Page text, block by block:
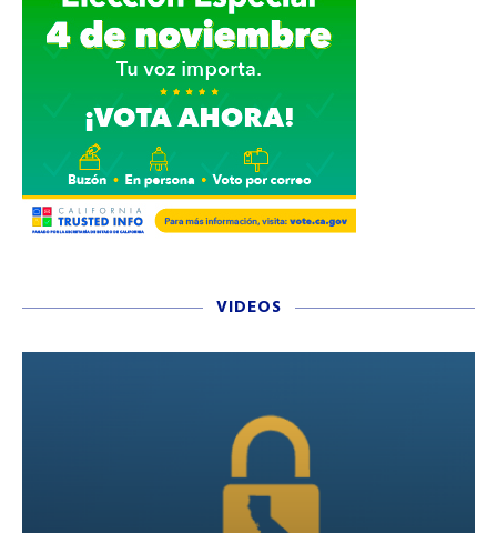
VIDEOS